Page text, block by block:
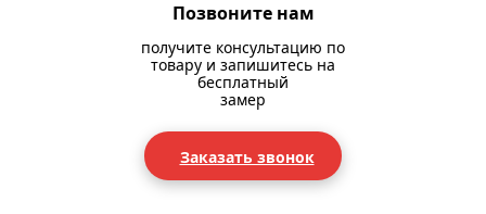
Позвоните нам
получите консультацию по
товару и запишитесь на
бесплатный
замер
Заказать звонок